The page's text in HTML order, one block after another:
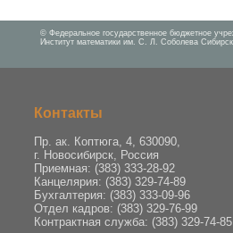
© Федеральное государственное бюджетное
Институт математики им. С. Л. Соболева
Контакты
Пр. ак. Коптюга, 4, 630090,
г. Новосибирск, Россия
Приемная: (383) 333-28-92
Канцелярия: (383) 329-74-89
Бухгалтерия: (383) 333-09-96
Отдел кадров: (383) 329-76-99
Контрактная служба: (383) 329-74-85